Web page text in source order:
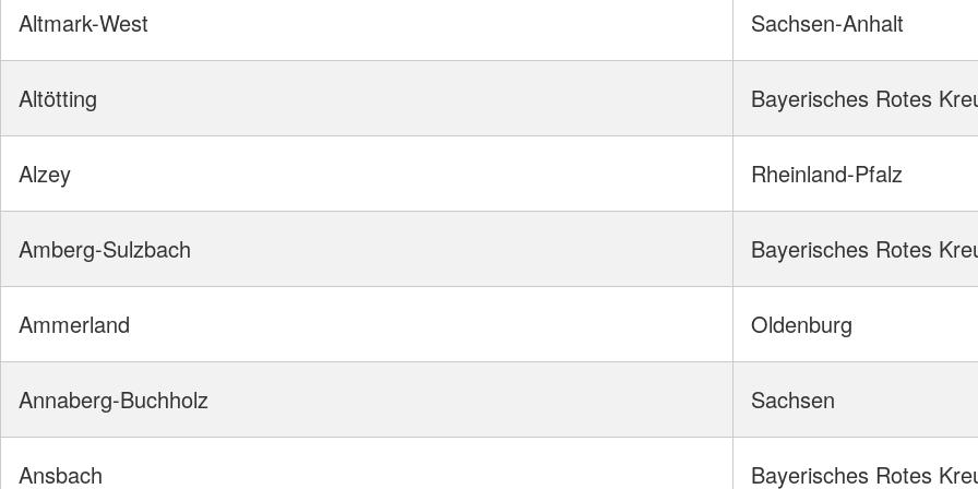
Altmark-West Sachsen-Anhalt
Altötting Bayerisches Rotes
Alzey Rheinland-Pfalz
Amberg-Sulzbach Bayerisches Rotes
Ammerland Oldenburg
Annaberg-Buchholz Sachsen
Ansbach Bayerisches Rotes